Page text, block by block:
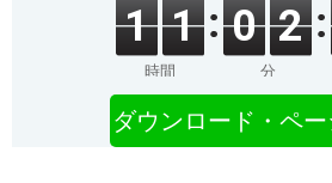
1 1
時間
0 2
分
ダウンロード・ペ